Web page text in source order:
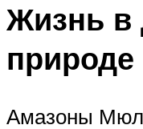
Жизнь в
природе
Амазоны